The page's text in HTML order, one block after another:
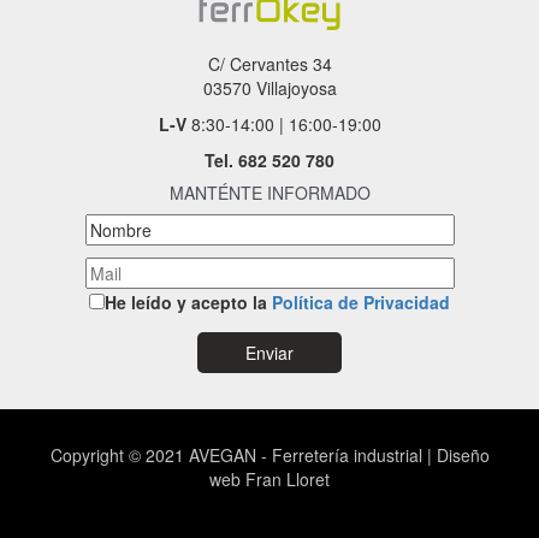
C/ Cervantes 34
03570 Villajoyosa
L-V8:30-14:00 | 16:00-19:00
Tel. 682 520 780
MANTÉNTE INFORMADO
He leído y acepto la Política de Privacidad
Copyright © 2021 AVEGAN - Ferretería industrial | Diseño
web Fran Lloret